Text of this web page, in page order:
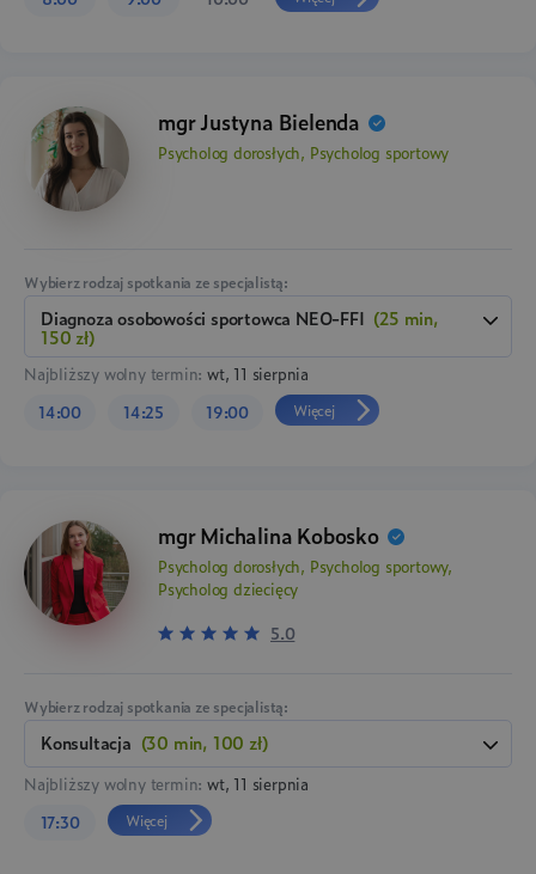
mgr Justyna Bielenda
Psycholog dorosłych, Psycholog sportowy
Wybierz rodzaj spotkania ze specjalistą:
Diagnoza osobowości sportowca NEO-FFI (25 min,
150 zł)
Najbliższy wolny termin:wt, 11 sierpnia
14:00
14:25 19:00 Więcej
mgr Michalina Kobosko
Psycholog dorosłych, Psycholog sportowy,
Psycholog dziecięcy
5.0
Wybierz rodzaj spotkania ze specjalistą:
konsultacja (30 min, 100 zł)
Najbliższy wolny termin:wt, 11 sierpnia
17:30
Więcej